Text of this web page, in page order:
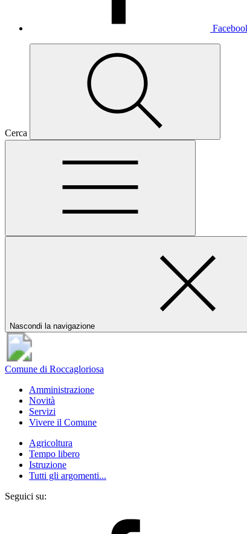
Cerca
Nascondi la navigazione
Comune di Roccagloriosa
Amministrazione
Novità
Servizi
Vivere il Comune
Agricoltura
Tempo libero
Istruzione
Tutti gli argomenti...
Seguici su: